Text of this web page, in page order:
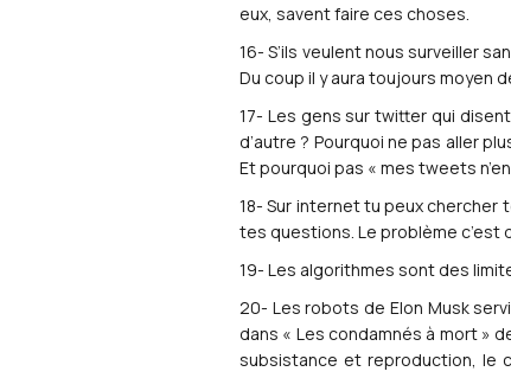
eux, savent faire ces choses.
16- S’ils veulent nous surveiller
Du coup il y aura toujours moyen
17- Les gens sur twitter qui
d’autre ? Pourquoi ne pas aller
Et pourquoi pas « mes tweets
18- Sur internet tu peux
tes questions. Le problème c’est
19- Les algorithmes sont des
20- Les robots de Elon Musk
dans « Les condamnés à mort »
subsistance et reproduction, le